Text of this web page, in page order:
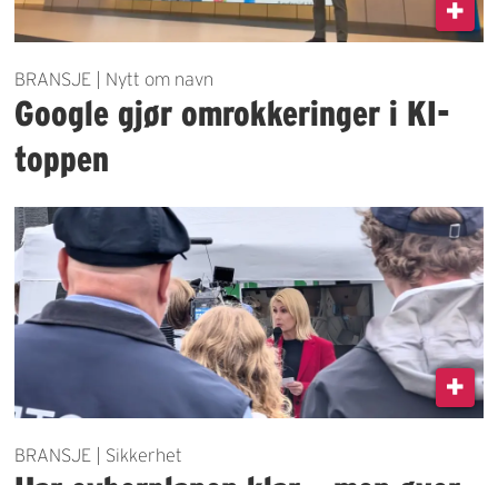
BRANSJE | Nytt om navn
Google gjør omrokkeringer i KI-
toppen
BRANSJE | Sikkerhet